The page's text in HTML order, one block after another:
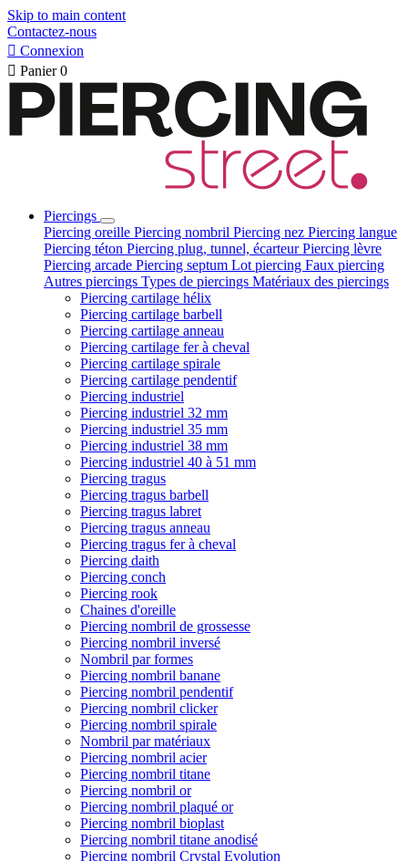
Skip to main content
Contactez-nous
 Connexion
 Panier 0
Piercings
Piercing oreille Piercing nombril Piercing nez Piercing langue
Piercing téton Piercing plug, tunnel, écarteurPiercing lèvre
Piercing arcade Piercing septum Lot piercing Faux piercing
Autres piercings Types de piercings Matériaux des piercings
Piercing cartilage hélix
Piercing cartilage barbell
Piercing cartilage anneau
Piercing cartilage fer à cheval
Piercing cartilage spirale
Piercing cartilage pendentif
Piercing industriel
Piercing industriel 32 mm
Piercing industriel 35 mm
Piercing industriel 38 mm
Piercing industriel 40 à 51 mm
Piercing tragus
Piercing tragus barbell
Piercing tragus labret
Piercing tragus anneau
Piercing tragus fer à cheval
Piercing daith
Piercing conch
Piercing rook
Chaines d'oreille
Piercing nombril de grossesse
Piercing nombril inversé
Nombril par formes
Piercing nombril banane
Piercing nombril pendentif
Piercing nombril clicker
Piercing nombril spirale
Nombril par matériaux
Piercing nombril acier
Piercing nombril titane
Piercing nombril or
Piercing nombril plaqué or
Piercing nombril bioplast
Piercing nombril titane anodisé
Piercing nombril Crystal Evolution